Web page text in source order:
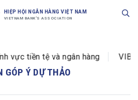
HIỆP HỘI NGÂN HÀNG VIỆT NAM
VIETNAM BANK'S ASSOCIATION
tiền tệ và ngân hàng VIB đổi
Ý DỰ THẢO